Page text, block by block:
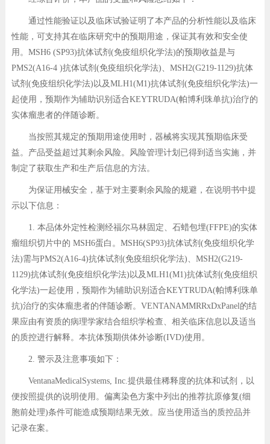
通过性能验证以及临床试验证明了本产品的分析性能以及临床
性能，可支持其在临床研究中的预期用途，保证其有效和安全使
用。MSH6 (SP93)抗体试剂(免疫组织化学法)的预期收益是与
PMS2(A16-4 )抗体试剂(免疫组织化学法)、MSH2(G219-1129)抗体
试剂(免疫组织化学法)以及MLH1(M1)抗体试剂(免疫组织化学法)一
起使用，预期作为辅助识别适合KEYTRUDA(帕博利珠单抗)治疗的
实体瘤患者的伴随诊断。
当按照其规定的预期用途使用时，器械将实现其预期临床受
益。产品受益超过其剩余风险。风险管理计划已得到适当实施，并
制定了获取生产和生产后信息的方法。
为保证用械安全，基于对主要剩余风险的规避，在说明书中提
示以下信息：
1. 本品体外定性检测经福尔马林固定、石蜡包埋(FFPE)的实体
瘤组织切片中的 MSH6蛋白。MSH6(SP93)抗体试剂(免疫组织化学
法)需与PMS2(A16-4)抗体试剂(免疫组织化学法)、MSH2(G219-
1129)抗体试剂(免疫组织化学法)以及MLH1(M1)抗体试剂(免疫组织
化学法)一起使用，预期作为辅助识别适合KEYTRUDA(帕博利珠单
抗)治疗的实体瘤患者的伴随诊断。VENTANAMMRRxDxPanel的结
果应由有资质的病理学家结合组织学检查、相关临床信息以及适当
的质控进行解释。本抗体预期供体外诊断(IVD)使用。
2. 警示及注意事项如下：
VentanaMedicalSystems, Inc.提供最佳稀释度的抗体和试剂，以
便按照提供的说明使用。偏离染色方案中列出的推荐抗原修复(细
胞前处理)条件可能造成预期结果无效。应当使用适当的质控品并
记录在案。